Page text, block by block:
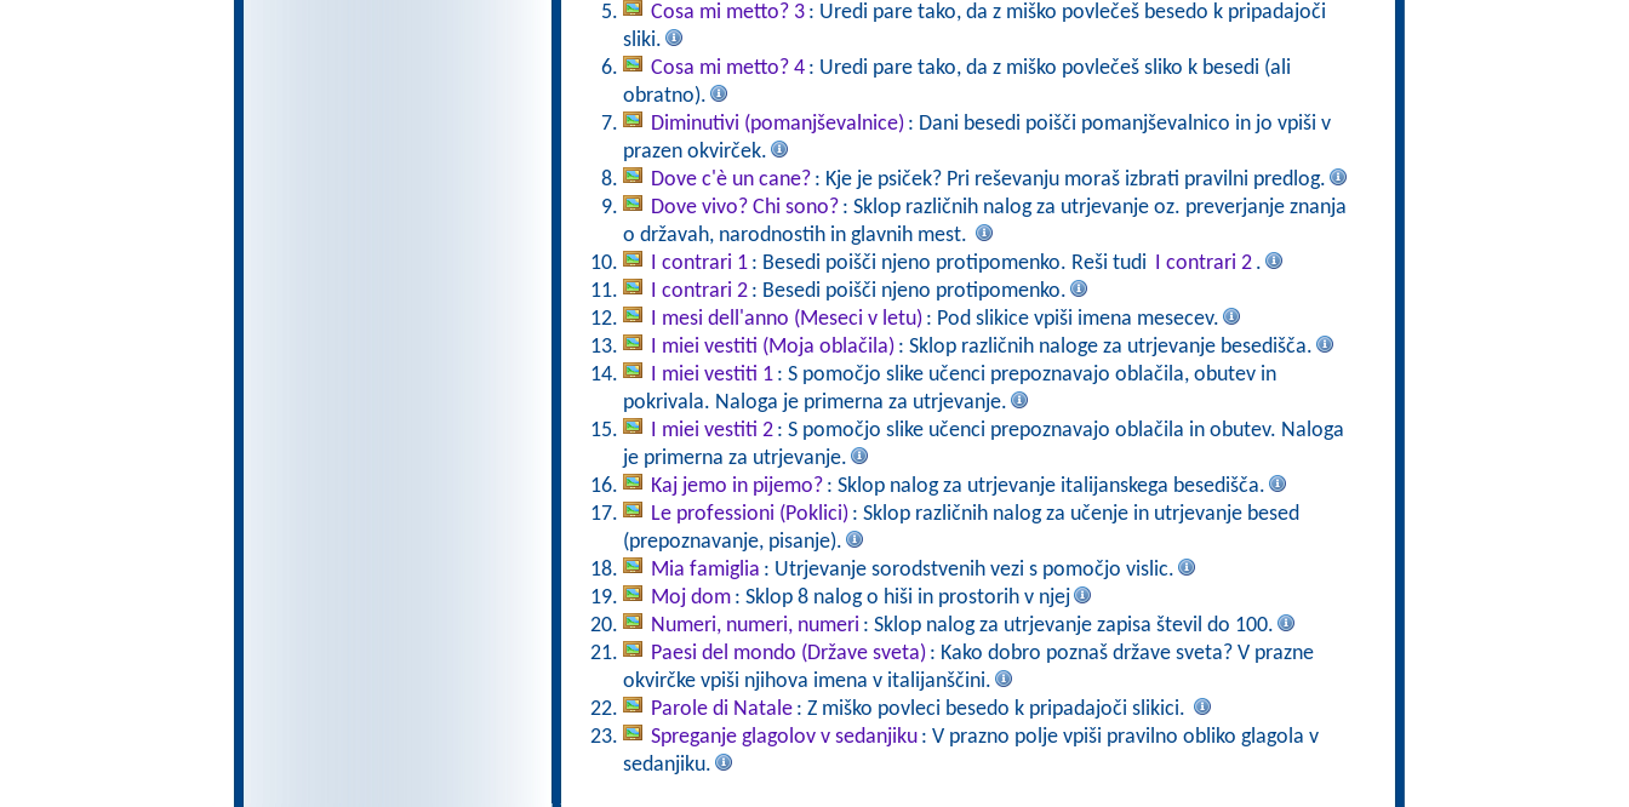
Cosa mi metto? 3 : Uredi pare tako, da z miško povlečeš besedo k pripadajoči
sliki.
Cosa mi metto? 4 : Uredi pare tako, da z miško povlečeš sliko k besedi (ali
obratno).
Diminutivi (pomanjševalnice) : Dani besedi poišči pomanjševalnico in jo vpiši v
prazen okvirček.
Dove c'è un cane? : Kje je psiček? Pri reševanju moraš izbrati pravilni predlog.
Dove vivo? Chi sono? : Sklop različnih nalog za utrjevanje oz. preverjanje znanja
o državah, narodnostih in glavnih mest.
I contrari 1 : Besedi poišči njeno protipomenko. Reši tudi I contrari 2 .
I contrari 2 : Besedi poišči njeno protipomenko.
I mesi dell'anno (Meseci v letu) : Pod slikice vpiši imena mesecev.
I miei vestiti (Moja oblačila) : Sklop različnih naloge za utrjevanje besedišča.
I miei vestiti 1 : S pomočjo slike učenci prepoznavajo oblačila, obutev in
pokrivala. Naloga je primerna za utrjevanje.
I miei vestiti 2 : S pomočjo slike učenci prepoznavajo oblačila in obutev. Naloga
je primerna za utrjevanje.
Kaj jemo in pijemo? : Sklop nalog za utrjevanje italijanskega besedišča.
Le professioni (Poklici) : Sklop različnih nalog za učenje in utrjevanje besed
(prepoznavanje, pisanje).
Mia famiglia : Utrjevanje sorodstvenih vezi s pomočjo vislic.
Moj dom : Sklop 8 nalog o hiši in prostorih v njej
Numeri, numeri, numeri : Sklop nalog za utrjevanje zapisa števil do 100.
Paesi del mondo (Države sveta) : Kako dobro poznaš države sveta? V prazne
okvirčke vpiši njihova imena v italijanščini.
Parole di Natale : Z miško povleci besedo k pripadajoči slikici.
Spreganje glagolov v sedanjiku : V prazno polje vpiši pravilno obliko glagola v
sedanjiku.